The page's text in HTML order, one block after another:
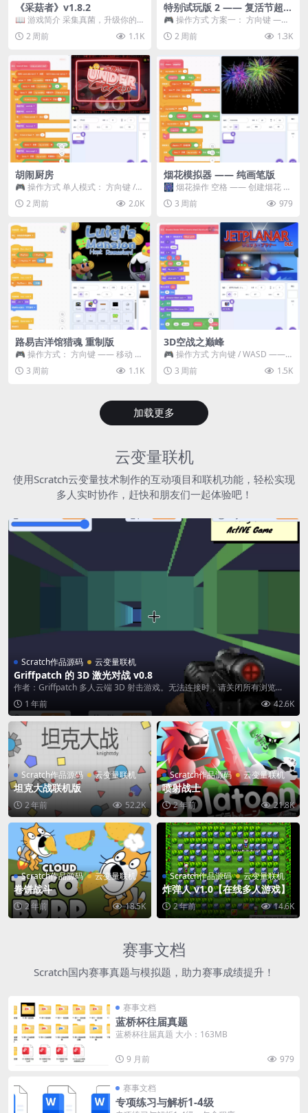
《采菇者》v1.8.2
📖 游戏简介 采集真菌，升级你的
机体，并前往未知领域探索。 这是
一款静谧的探索冒...
2 周前 1.1K
特别试玩版 2 —— 复活节超级
卡丁车赛
🎮 操作方式 方案一： 方向键 ——
移动 Z —— 跳跃 / 漂移 方案二： ...
2 周前 1.3K
胡闹厨房
🎮 操作方式 单人模式： 方向键 /
WASD —— 移动 Z / K —— 抓...
2 周前 2.0K
烟花模拟器 —— 纯画笔版
🎆 烟花操作 空格 —— 创建烟花 1
~ 3 —— 切换烟花类型 普通烟花
嘶...3 周前 979
路易吉洋馆猎魂 重制版
🎮 操作方式： 方向键 —— 移动 &
跳跃 空格 —— 打开宝箱 将你...
3 周前 1.1K
3D空战之巅峰
🎮 操作方式 方向键 / WASD ——
移动 Z / K —— 射击 / 攻击...
3 周前 1.5K
加载更多
云变量联机
使用Scratch云变量技术制作的互动项目和联机功能，轻松实现
多人实时协作，赶快和朋友们一起体验吧！
Scratch作品源码 云变量联机
Griffpatch 的 3D 激光对战 v0.8
作者：Griffpatch 多人云端 3D 射击游戏。无法连接时，请关闭所有浏览...
1 年前
42.6K
Scratch作品源码 云变量联机
坦克大战联机版
2 年前 52.2K
Scratch作品源码 云变量联机
喷射战士
2 年前 21.8K
Scratch作品源码 云变量联机
卷饼战斗
2 年前 18.5K
Scratch作品源码 云变量联机
炸弹人 v1.0【在线多人游戏】
2 年前 14.6K
赛事文档
Scratch国内赛事真题与模拟题，助力赛事成绩提升！
赛事文档
蓝桥杯往届真题
蓝桥杯往届真题 大小：163MB
9 月前 979
赛事文档
专项练习与解析1-4级